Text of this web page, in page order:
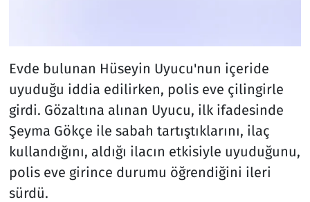
Evde bulunan Hüseyin Uyucu'nun içeride
uyuduğu iddia edilirken, polis eve çilingirle
girdi. Gözaltına alınan Uyucu, ilk ifadesinde
Şeyma Gökçe ile sabah tartıştıklarını, ilaç
kullandığını, aldığı ilacın etkisiyle uyuduğunu,
polis eve girince durumu öğrendiğini ileri
sürdü.